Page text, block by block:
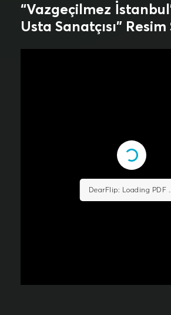
“Vazgeçilmez
Usta Sanatçısı”